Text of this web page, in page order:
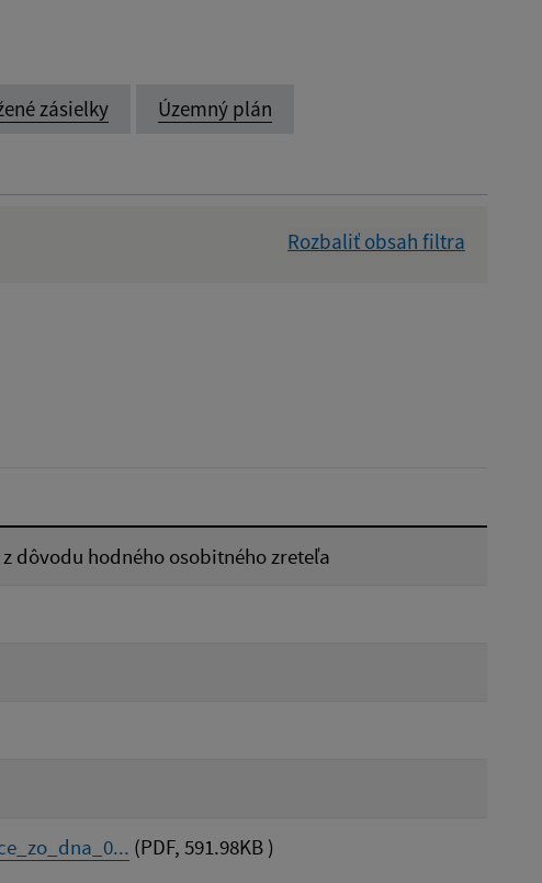
zásielky Územný plán
Rozbaliť obsah filtra
dôvodu hodného osobitného zreteľa
(PDF, 591.98KB )